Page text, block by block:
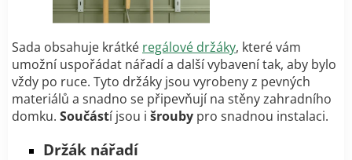
Sada obsahuje krátké regálové držáky, které vám
umožní uspořádat nářadí a další vybavení tak, aby bylo
vždy po ruce. Tyto držáky jsou vyrobeny z pevných
materiálů a snadno se připevňují na stěny zahradního
domku. Součástí jsou i šrouby pro snadnou instalaci.
Držák nářadí